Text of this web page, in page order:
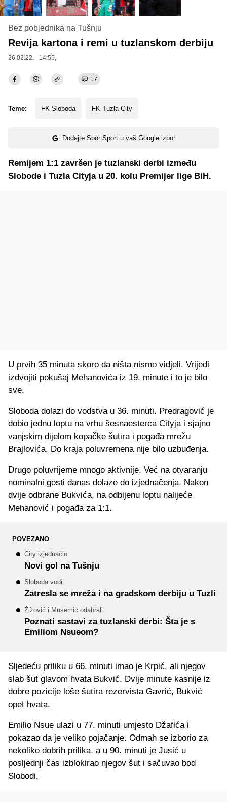
Bez pobjednika na Tušnju
Revija kartona i remi u tuzlanskom derbiju
26.02.22. - 14:55,
17
Teme: FK Sloboda FK Tuzla City
Dodajte SportSport u vaš Google izbor
Remijem 1:1 završen je tuzlanski derbi između
Slobode i Tuzla Cityja u 20. kolu Premijer lige BiH.
U prvih 35 minuta skoro da ništa nismo vidjeli. Vrijedi
izdvojiti pokušaj Mehanovića iz 19. minute i to je bilo
sve.
Sloboda dolazi do vodstva u 36. minuti. Predragović je
dobio jednu loptu na vrhu šesnaesterca Cityja i sjajno
vanjskim dijelom kopačke šutira i pogađa mrežu
Brajlovića. Do kraja poluvremena nije bilo uzbuđenja.
Drugo poluvrijeme mnogo aktivnije. Već na otvaranju
nominalni gosti danas dolaze do izjednačenja. Nakon
dvije odbrane Bukvića, na odbijenu loptu nalijeće
Mehanović i pogađa za 1:1.
POVEZANO
City izjednačio
Novi gol na Tušnju
Sloboda vodi
Zatresla se mreža i na gradskom derbiju u Tuzli
Žižović i Musemić odabrali
Poznati sastavi za tuzlanski derbi: Šta je s
Emiliom Nsueom?
Sljedeću priliku u 66. minuti imao je Krpić, ali njegov
slab šut glavom hvata Bukvić. Dvije minute kasnije iz
dobre pozicije loše šutira rezervista Gavrić, Bukvić
opet hvata.
Emilio Nsue ulazi u 77. minuti umjesto Džafića i
pokazao da je veliko pojačanje. Odmah se izborio za
nekoliko dobrih prilika, a u 90. minuti je Jusić u
posljednji čas izblokirao njegov šut i sačuvao bod
Slobodi.